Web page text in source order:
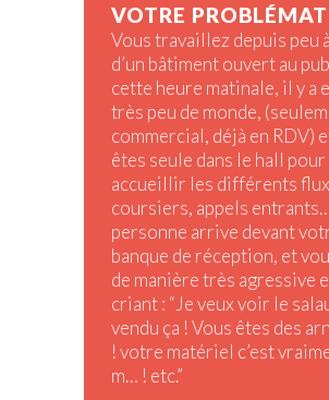
VOTRE
Vous travaillez depuis peu
d’un bâtiment ouvert au
cette heure matinale, il y a
très peu de monde,
commercial, déjà en RDV)
êtes seule dans le hall pour
accueillir les différents
coursiers, appels
personne arrive devant
banque de réception, et
de manière très agressive
criant : “Je veux voir le
vendu ça ! Vous êtes des
! votre matériel c’est
m… ! etc.”